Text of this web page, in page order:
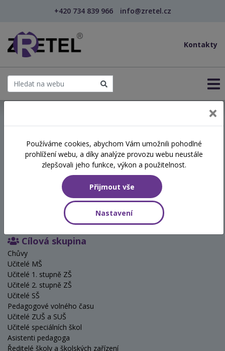
+420 734 839 966 info@zretel.cz
Kontakty
šablony
Jak úspěšně pracovat s
emocemi (webinář)
Hodinová dotace
8 vyučovacích hodin
Cílová skupina
Chůvy
Učitelé MŠ
Učitelé 1. stupně ZŠ
Učitelé 2. stupně ZŠ
Učitelé SŠ
Pedagogové volného času
Učitelé ZUŠ a SUŠ
Učitelé speciálních škol
Asistenti pedagoga
Ředitelé školy a školských zařízení
Používáme cookies, abychom Vám umožnili pohodlné
prohlížení webu, a díky analýze provozu webu neustále
zlepšovali jeho funkce, výkon a použitelnost.
Přijmout vše
Nastavení